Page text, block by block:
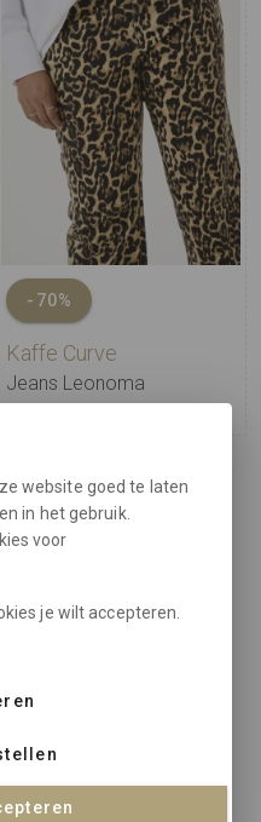
-70%
Kaffe Curve
Jeans Leonoma
website goed te laten
in het gebruik.
voor
je wilt accepteren.